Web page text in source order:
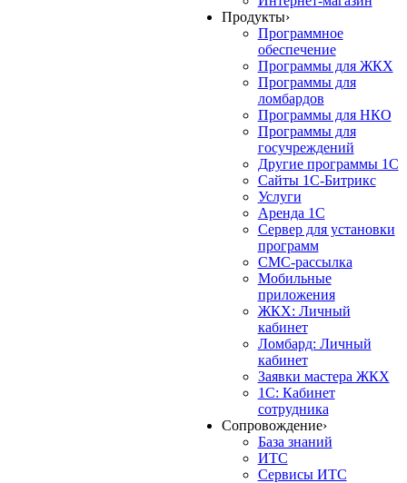
Продукты›
Программное
обеспечение
Программы для ЖКХ
Программы для
ломбардов
Программы для НКО
Программы для
госучреждений
Другие программы 1С
Сайты 1С-Битрикс
Услуги
Аренда 1С
Сервер для установки
программ
СМС-рассылка
Мобильные
приложения
ЖКХ: Личный
кабинет
Ломбард: Личный
кабинет
Заявки мастера ЖКХ
1С: Кабинет
сотрудника
Сопровождение›
База знаний
ИТС
Сервисы ИТС